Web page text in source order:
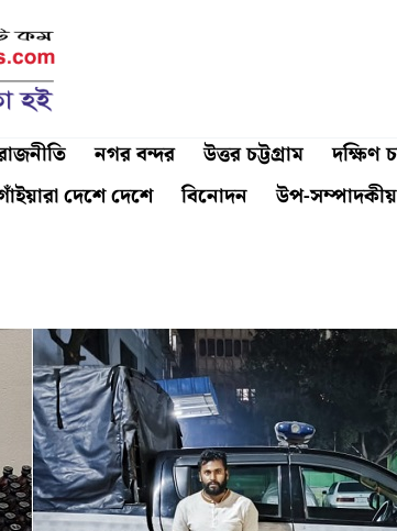
নগর বন্দর উত্তর চট্টগ্রাম দক্ষিণ
দেশে দেশে বিনোদন উপ-সম্পাদকীয়